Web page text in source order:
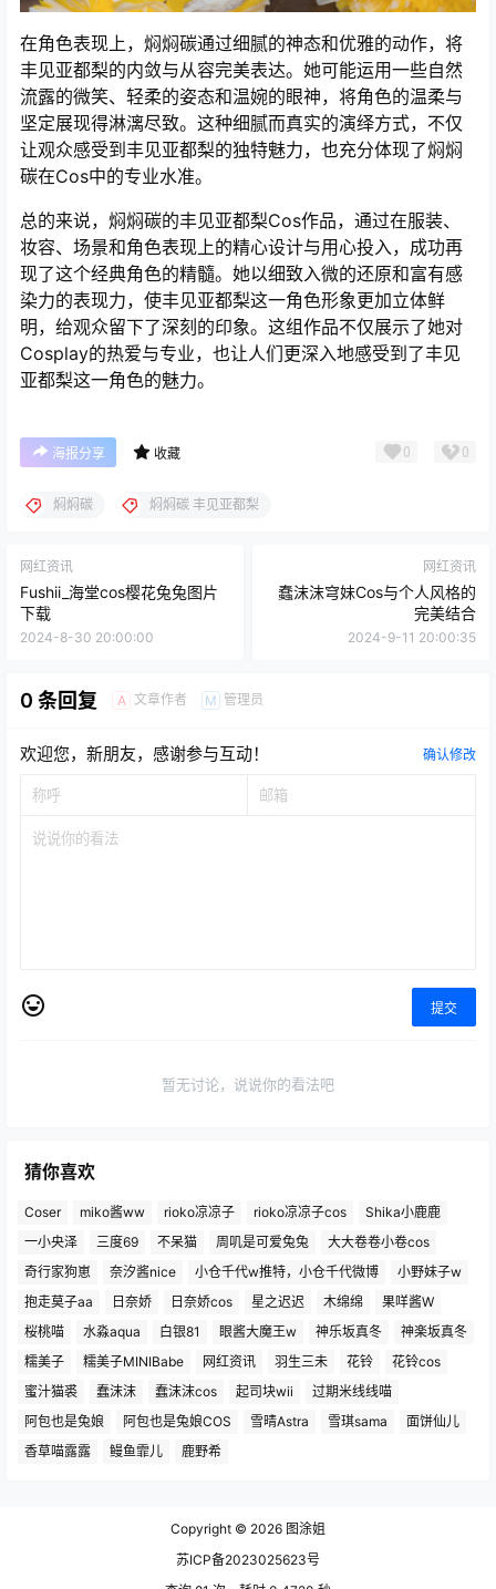
在角色表现上，焖焖碳通过细腻的神态和优雅的动作，将
丰见亚都梨的内敛与从容完美表达。她可能运用一些自然
流露的微笑、轻柔的姿态和温婉的眼神，将角色的温柔与
坚定展现得淋漓尽致。这种细腻而真实的演绎方式，不仅
让观众感受到丰见亚都梨的独特魅力，也充分体现了焖焖
碳在Cos中的专业水准。
总的来说，焖焖碳的丰见亚都梨Cos作品，通过在服装、
妆容、场景和角色表现上的精心设计与用心投入，成功再
现了这个经典角色的精髓。她以细致入微的还原和富有感
染力的表现力，使丰见亚都梨这一角色形象更加立体鲜
明，给观众留下了深刻的印象。这组作品不仅展示了她对
Cosplay的热爱与专业，也让人们更深入地感受到了丰见
亚都梨这一角色的魅力。
海报分享 收藏 0 0
焖焖碳 焖焖碳 丰见亚都梨
网红资讯
Fushii_海堂cos樱花兔兔图片
下载
2024-8-30 20:00:00
网红资讯
蠢沫沫穹妹Cos与个人风格的
完美结合
2024-9-11 20:00:35
0 条回复 A 文章作者 M 管理员
欢迎您，新朋友，感谢参与互动！ 确认修改
提交
暂无讨论，说说你的看法吧
猜你喜欢
Coser miko酱ww rioko凉凉子 rioko凉凉子cos
Shika小鹿鹿
一小央泽
三度69 不呆猫 周叽是可爱兔兔
大大卷卷小卷cos
奇行家狗崽
奈汐酱nice 小仓千代w推特，小仓千代微博
小野妹子w
抱走莫子aa
日奈娇 日奈娇cos 星之迟迟 木绵绵
果咩酱W
桜桃喵
水淼aqua 白银81 眼酱大魔王w 神乐坂真冬
神楽坂真冬
糯美子
糯美子MINIBabe 网红资讯 羽生三未 花铃
花铃cos
蜜汁猫裘
蠢沫沫 蠢沫沫cos 起司块wii
过期米线线喵
阿包也是兔娘
阿包也是兔娘COS 雪晴Astra 雪琪sama
面饼仙儿
香草喵露露
鳗鱼霏儿 鹿野希
Copyright © 2026 图涂姐
苏ICP备2023025623号